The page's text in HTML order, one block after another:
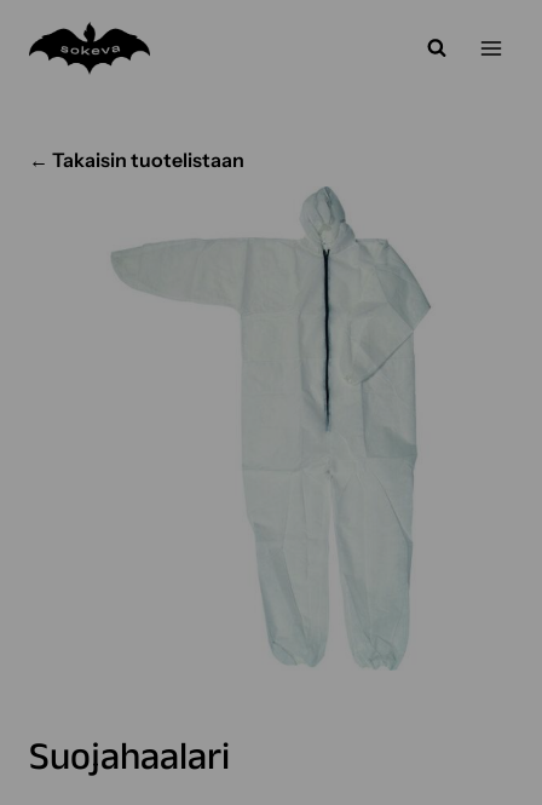
sisältöön
← Takaisin tuotelistaan
Suojahaalari